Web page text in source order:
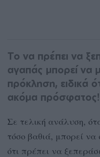
Το να πρέπει να
αγαπάς μπορεί να
πρόκληση, ειδικά
ακόμα πρόσφατος!
Σε τελική ανάλυση,
τόσο βαθιά, μπορεί να
ότι πρέπει να